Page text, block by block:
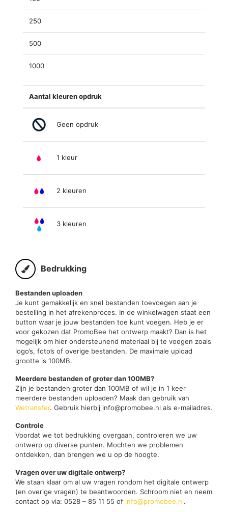
250
500
1000
Aantal kleuren opdruk
Geen opdruk
1 kleur
2 kleuren
3 kleuren
Bedrukking
Bestanden uploaden
Je kunt gemakkelijk en snel bestanden toevoegen aan je
bestelling in het afrekenproces. In de winkelwagen staat een
button waar je jouw bestanden toe kunt voegen. Heb je er
voor gekozen dat PromoBee het ontwerp maakt? Dan is het
mogelijk om hier ondersteunend materiaal bij te voegen zoals
logo’s, foto’s of overige bestanden. De maximale upload
grootte is 100MB.
Meerdere bestanden of groter dan 100MB?
Zijn je bestanden groter dan 100MB of wil je in 1 keer
meerdere bestanden uploaden? Maak dan gebruik van
Wetransfer. Gebruik hierbij info@promobee.nl als e-mailadres.
Controle
Voordat we tot bedrukking overgaan, controleren we uw
ontwerp op diverse punten. Mochten we problemen
ontdekken, dan brengen we u op de hoogte.
Vragen over uw digitale ontwerp?
We staan klaar om al uw vragen rondom het digitale ontwerp
(en overige vragen) te beantwoorden. Schroom niet en neem
contact op via: 0528 – 85 11 55 of info@promobee.nl.